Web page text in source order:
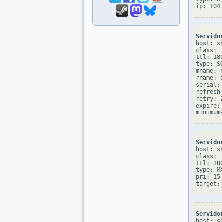
host:
class:
ttl:
type:
rname:
serial:
retry:
expire:
host:
class:
ttl:
type:
pri: 15